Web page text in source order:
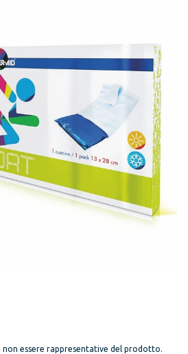
essere rappresentative del prodotto.